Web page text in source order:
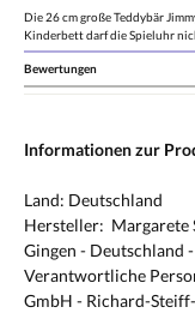
Die 26 cm große Teddybär
Kinderbett darf die Spieluhr
Bewertungen
Informationen zur
Land: Deutschland
Hersteller: Margarete
Gingen - Deutschland
Verantwortliche
GmbH - Richard-